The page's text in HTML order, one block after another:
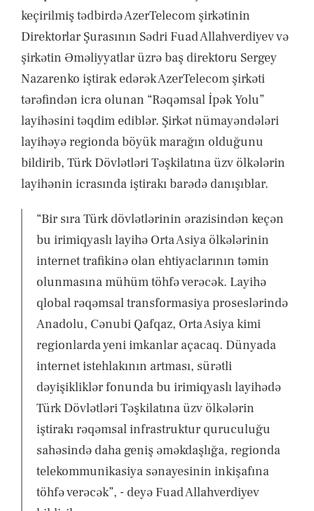
keçirilmiş tədbirdə AzerTelecom şirkətinin
Direktorlar Şurasının Sədri Fuad Allahverdiyev və
şirkətin Əməliyyatlar üzrə baş direktoru Sergey
Nazarenko iştirak edərək AzerTelecom şirkəti
tərəfindən icra olunan “Rəqəmsal İpək Yolu”
layihəsini təqdim ediblər. Şirkət nümayəndələri
layihəyə regionda böyük marağın olduğunu
bildirib, Türk Dövlətləri Təşkilatına üzv ölkələrin
layihənin icrasında iştirakı barədə danışıblar.
“Bir sıra Türk dövlətlərinin ərazisindən keçən
bu irimiqyaslı layihə Orta Asiya ölkələrinin
internet trafikinə olan ehtiyaclarının təmin
olunmasına mühüm töhfə verəcək. Layihə
qlobal rəqəmsal transformasiya proseslərində
Anadolu, Cənubi Qafqaz, Orta Asiya kimi
regionlarda yeni imkanlar açacaq. Dünyada
internet istehlakının artması, sürətli
dəyişikliklər fonunda bu irimiqyaslı layihədə
Türk Dövlətləri Təşkilatına üzv ölkələrin
iştirakı rəqəmsal infrastruktur quruculuğu
sahəsində daha geniş əməkdaşlığa, regionda
telekommunikasiya sənayesinin inkişafına
töhfə verəcək”, - deyə Fuad Allahverdiyev